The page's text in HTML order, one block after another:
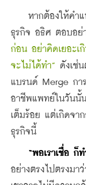
หากต้องให้คำแน
ธุรกิจ อธิศ ตอบอย่า
ก่อน อย่าคิดเยอะเ
จะไม่ได้ทำ” ดังเช่น
แบรนด์ Merge กา
อาชีพแพทย์ในวันนั้
เต็มร้อย แต่เกิดจา
ธุรกิจนี้
“พอเราเชื่อ ก็ท
อย่างตรงไปตรงมา